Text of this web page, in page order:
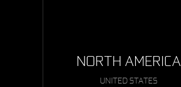
NORTH AMERICA
UNITED STATES